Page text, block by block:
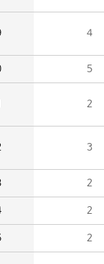
4
5
2
3
2
2
2